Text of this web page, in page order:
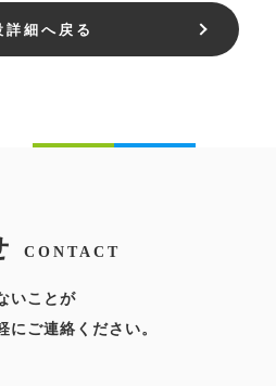
詳細へ戻る
CONTACT
いことが
にご連絡ください。